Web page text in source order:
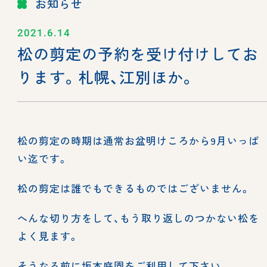
お知らせ
2021.6.14
松の剪定の予約を受け付けしてお
ります。札幌、江別ほか。
松の剪定の時期は通常お盆明けころから9月いっぱ
い迄です。
松の剪定は誰でもできるものではございません。
へんな切り方をして、もう取り返しのつかない松を
よく見ます。